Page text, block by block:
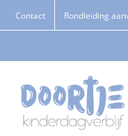
naar
Contact Rondleiding